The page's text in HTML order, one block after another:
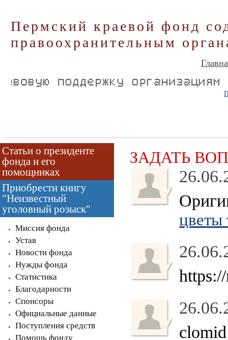
Пермский краевой фонд
правоохранительным
Статьи о президенте
фонда и его
помощниках
Приобрести книгу
"Неизвестный
уголовный розыск"
Миссия фонда
Устав
Новости фонда
Нужды фонда
Статистика
Благодарности
Спонсоры
Официальные данные
Поступления средств
Помощь фонду
ЗАДАТЬ
цветы